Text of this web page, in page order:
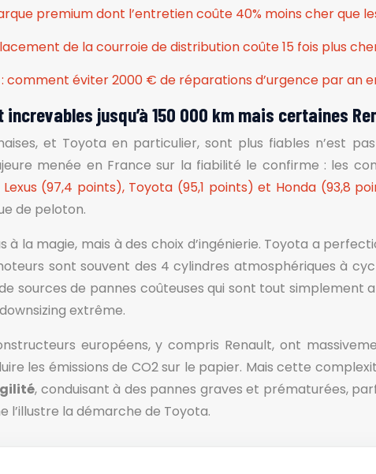
premium dont l’entretien coûte 40% moins cher que
de la courroie de distribution coûte 15 fois plus
comment éviter 2000 € de réparations d’urgence par an
jusqu’à 150 000 km mais certaines
et Toyota en particulier, sont plus fiables n’est
menée en France sur la fiabilité le confirme : les
Lexus (97,4 points), Toyota (95,1 points) et Honda (93,8
de peloton.
la magie, mais à des choix d’ingénierie. Toyota a
sont souvent des 4 cylindres atmosphériques à
sources de pannes coûteuses qui sont tout simplement
extrême.
européens, y compris Renault, ont
les émissions de CO2 sur le papier. Mais cette
, conduisant à des pannes graves et prématurées,
l’illustre la démarche de Toyota.